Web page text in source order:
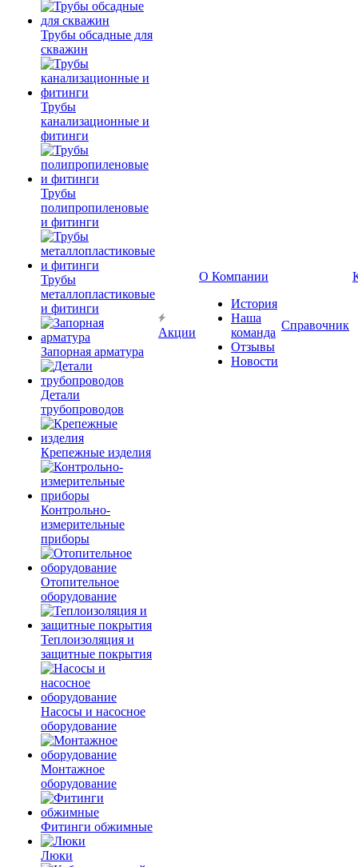
Трубы обсадные для
скважин
Трубы
канализационные и
фитинги
Трубы
полипропиленовые
и фитинги
Трубы
металлопластиковые
и фитинги
Запорная арматура
Детали
трубопроводов
Крепежные изделия
Контрольно-
измерительные
приборы
Отопительное
оборудование
Теплоизоляция и
защитные покрытия
Насосы и насосное
оборудование
Монтажное
оборудование
Фитинги обжимные
Люки
Акции
О Компании
История
Наша
команда
Отзывы
Новости
Справочник